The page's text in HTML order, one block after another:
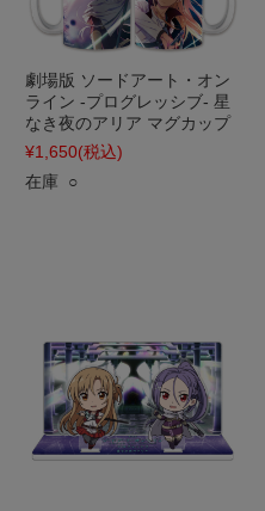
劇場版 ソードアート・オン
ライン -プログレッシブ- 星
なき夜のアリア マグカップ
¥1,650(税込)
在庫 ○